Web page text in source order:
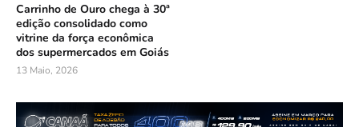
Carrinho de Ouro chega à 30ª
edição consolidado como
vitrine da força econômica
dos supermercados em Goiás
13 Maio, 2026